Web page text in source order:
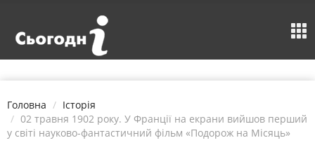
Головна
Історія
02 травня 1902 року. У Франції на екрани вийшов перший
у світі науково-фантастичний фільм «Подорож на Місяць»